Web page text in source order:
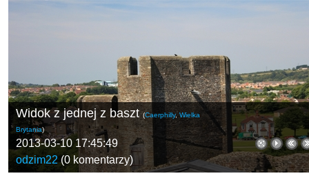
Widok z jednej z baszt (Caerphilly, Wielka
Brytania)
2013-03-10 17:45:49
odzim22 (0 komentarzy)